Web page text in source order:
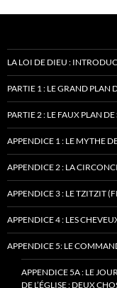
LA LOI DE DIEU :
PARTIE 1 : LE GRAND PLAN
PARTIE 2 : LE FAUX PLAN
APPENDICE 1 : LE MYTHE
APPENDICE 2 : LA
APPENDICE 3 : LE TZITZIT
APPENDICE 4 : LES
APPENDICE 5: LE
APPENDICE 5A : LE
DE L’ÉGLISE : DEUX